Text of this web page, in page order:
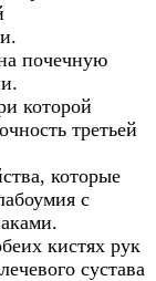
почечную
которой
третьей
которые
с
кистях рук
сустава